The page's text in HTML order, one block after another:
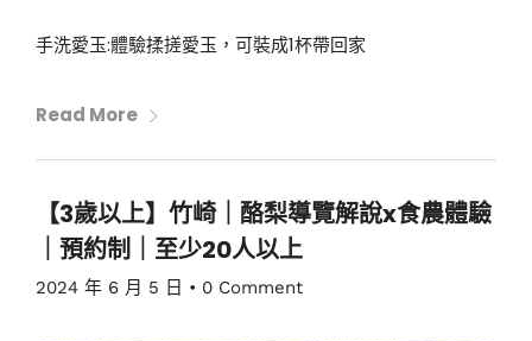
手洗愛玉:體驗揉搓愛玉，可裝成1杯帶回家
Read More
【3歲以上】竹崎｜酪梨導覽解說x食農體驗
｜預約制｜至少20人以上
2024 年 6 月 5 日 • 0 Comment